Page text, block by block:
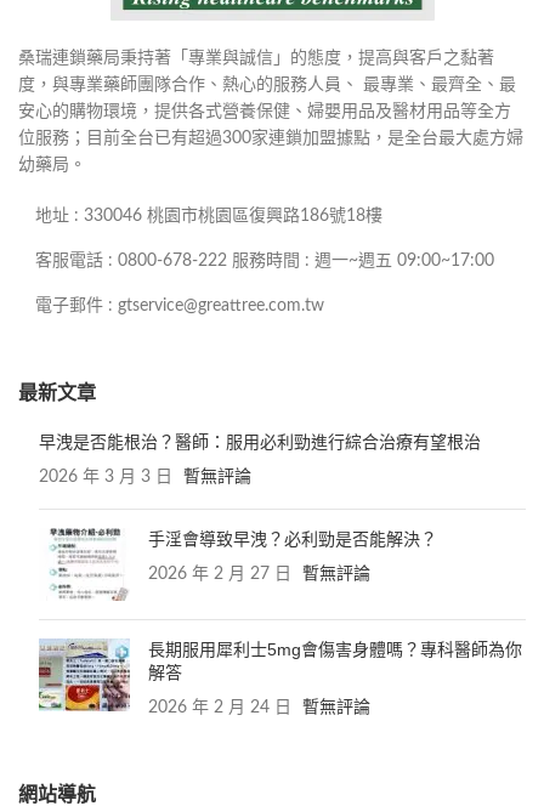
桑瑞連鎖藥局秉持著「專業與誠信」的態度，提高與客戶之黏著
度，與專業藥師團隊合作、熱心的服務人員、 最專業、最齊全、最
安心的購物環境，提供各式營養保健、婦嬰用品及醫材用品等全方
位服務；目前全台已有超過300家連鎖加盟據點，是全台最大處方婦
幼藥局。
地址 : 330046 桃園市桃園區復興路186號18樓
客服電話 : 0800-678-222 服務時間 : 週一~週五 09:00~17:00
電子郵件 : gtservice@greattree.com.tw
最新文章
早洩是否能根治？醫師：服用必利勁進行綜合治療有望根治
2026 年 3 月 3 日 暫無評論
手淫會導致早洩？必利勁是否能解決？
2026 年 2 月 27 日 暫無評論
長期服用犀利士5mg會傷害身體嗎？專科醫師為你
解答
2026 年 2 月 24 日 暫無評論
網站導航